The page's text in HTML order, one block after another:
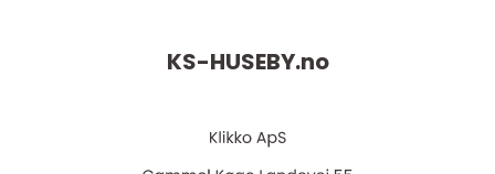
KS-HUSEBY.no